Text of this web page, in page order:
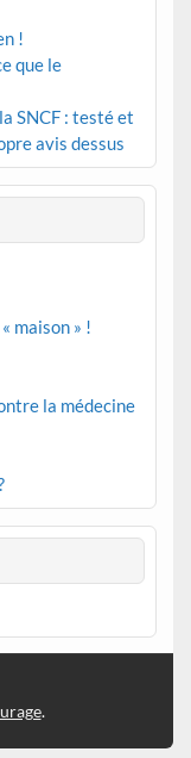
!
que le
SNCF : testé et
avis dessus
maison » !
la médecine
.